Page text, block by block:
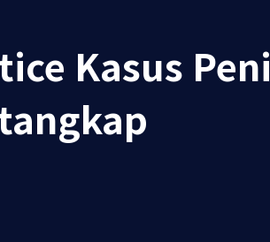
Kasus